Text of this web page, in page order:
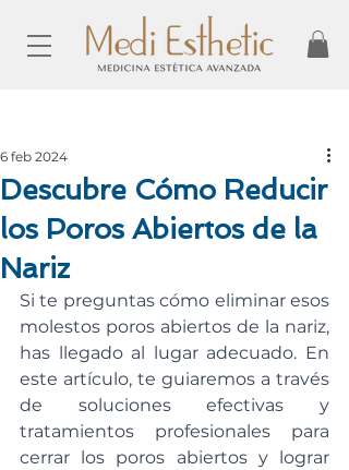
Descubre Cómo Reducir
los Poros Abiertos de la
Nariz
6 feb 2024
Si te preguntas cómo eliminar esos
molestos poros abiertos de la nariz,
has llegado al lugar adecuado. En
este artículo, te guiaremos a través
de soluciones efectivas y
tratamientos profesionales para
cerrar los poros abiertos y lograr